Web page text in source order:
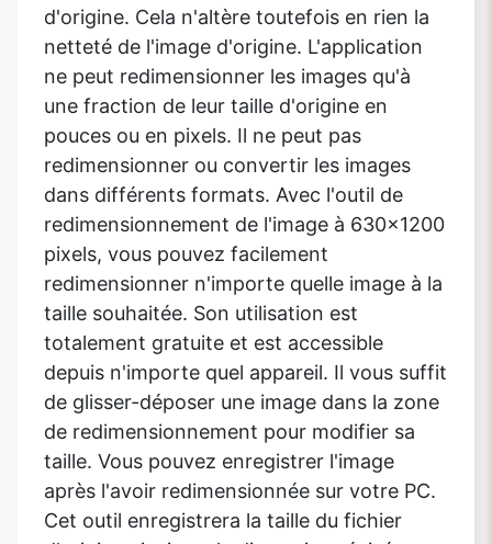
d'origine. Cela n'altère toutefois en rien la
netteté de l'image d'origine. L'application
ne peut redimensionner les images qu'à
une fraction de leur taille d'origine en
pouces ou en pixels. Il ne peut pas
redimensionner ou convertir les images
dans différents formats. Avec l'outil de
redimensionnement de l'image à 630x1200
pixels, vous pouvez facilement
redimensionner n'importe quelle image à la
taille souhaitée. Son utilisation est
totalement gratuite et est accessible
depuis n'importe quel appareil. Il vous suffit
de glisser-déposer une image dans la zone
de redimensionnement pour modifier sa
taille. Vous pouvez enregistrer l'image
après l'avoir redimensionnée sur votre PC.
Cet outil enregistrera la taille du fichier